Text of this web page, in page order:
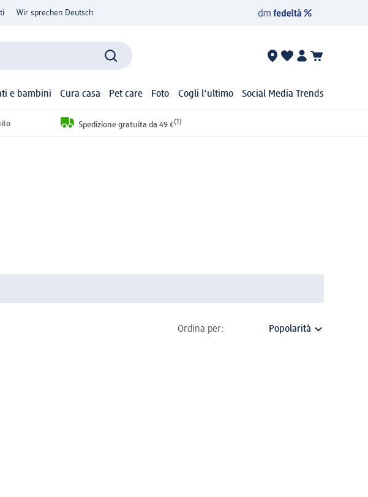
Wir sprechen Deutsch
e bambini Cura casa Pet care Foto Cogli l'ultimo Social Media Trends
Spedizione gratuita da 49 €(1)
Ordina per: